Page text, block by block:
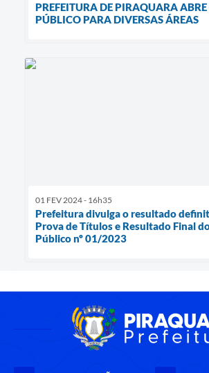
PREFEITURA DE PIRAQUARA
PÚBLICO PARA DIVERSAS ÁREAS
01 FEV 2024 - 16h35
Prefeitura divulga o resultado
Prova de Títulos e Resultado Final
Público nº 01/2023